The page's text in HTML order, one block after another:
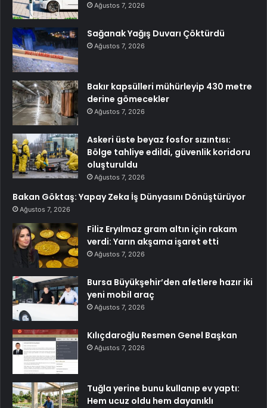
Ağustos 7, 2026
Sağanak Yağış Duvarı Çöktürdü
Ağustos 7, 2026
Bakır kapsülleri mühürleyip 430 metre
derine gömecekler
Ağustos 7, 2026
Askeri üste beyaz fosfor sızıntısı:
Bölge tahliye edildi, güvenlik koridoru
oluşturuldu
Ağustos 7, 2026
Bakan Göktaş: Yapay Zeka İş Dünyasını Dönüştürüyor
Ağustos 7, 2026
Filiz Eryılmaz gram altın için rakam
verdi: Yarın akşama işaret etti
Ağustos 7, 2026
Bursa Büyükşehir’den afetlere hazır iki
yeni mobil araç
Ağustos 7, 2026
Kılıçdaroğlu Resmen Genel Başkan
Ağustos 7, 2026
Tuğla yerine bunu kullanıp ev yaptı:
Hem ucuz oldu hem dayanıklı